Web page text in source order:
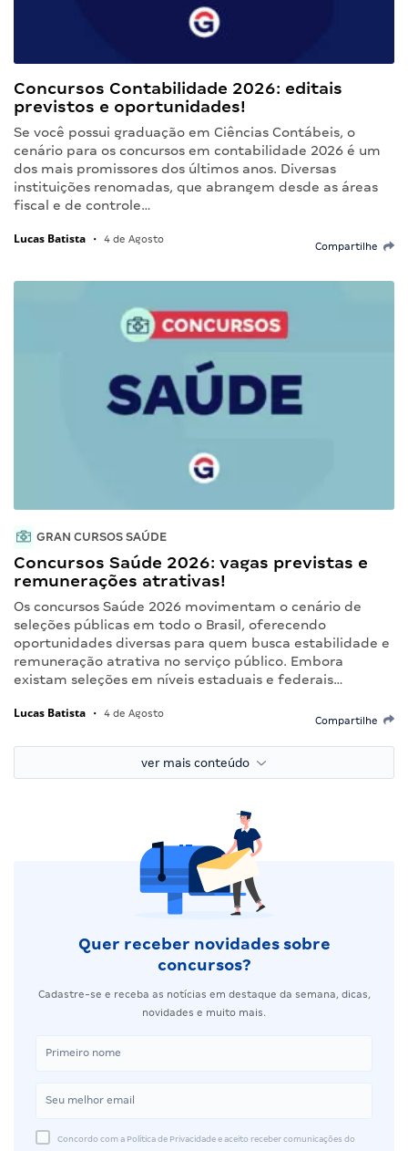
Concursos Contabilidade 2026: editais
previstos e oportunidades!
Se você possui graduação em Ciências Contábeis, o
cenário para os concursos em contabilidade 2026 é um
dos mais promissores dos últimos anos. Diversas
instituições renomadas, que abrangem desde as áreas
fiscal e de controle…
Lucas Batista • 4 de Agosto
Compartilhe
GRAN CURSOS SAÚDE
Concursos Saúde 2026: vagas previstas e
remunerações atrativas!
Os concursos Saúde 2026 movimentam o cenário de
seleções públicas em todo o Brasil, oferecendo
oportunidades diversas para quem busca estabilidade e
remuneração atrativa no serviço público. Embora
existam seleções em níveis estaduais e federais…
Lucas Batista • 4 de Agosto
Compartilhe
ver mais conteúdo
Quer receber novidades sobre
concursos?
Cadastre-se e receba as notícias em destaque da semana, dicas,
novidades e muito mais.
Concordo com a Política de Privacidade e aceito receber comunicações do